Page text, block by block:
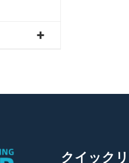
クイック